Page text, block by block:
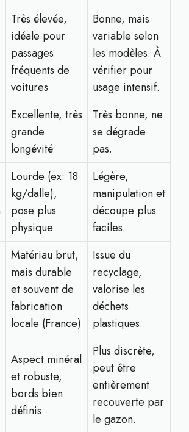
Très élevée,
idéale pour
passages
fréquents de
voitures
Bonne, mais
variable selon
les modèles. À
vérifier pour
usage intensif.
Excellente, très
grande
longévité
Très bonne, ne
se dégrade
pas.
Lourde (ex: 18
kg/dalle),
pose plus
physique
Légère,
manipulation et
découpe plus
faciles.
Matériau brut,
mais durable
et souvent de
fabrication
locale (France)
Issue du
recyclage,
valorise les
déchets
plastiques.
Aspect minéral
et robuste,
bords bien
définis
Plus discrète,
peut être
entièrement
recouverte par
le gazon.